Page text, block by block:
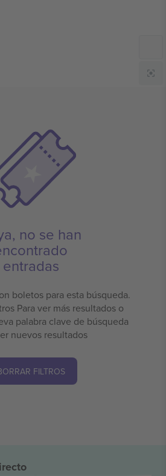
no se han
entradas
boletos para esta búsqueda.
Para ver más resultados o
palabra clave de búsqueda
nuevos resultados
FILTROS